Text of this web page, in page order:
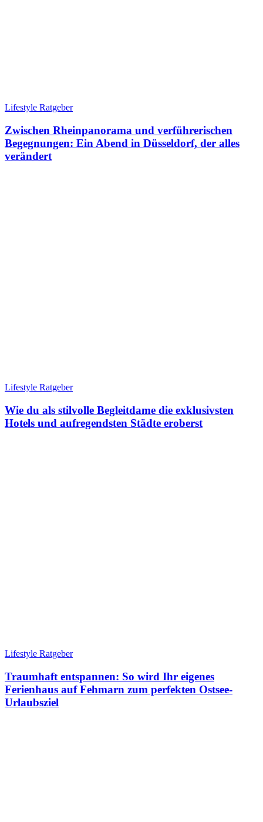
Lifestyle Ratgeber
Zwischen Rheinpanorama und verführerischen
Begegnungen: Ein Abend in Düsseldorf, der alles
verändert
Lifestyle Ratgeber
Wie du als stilvolle Begleitdame die exklusivsten
Hotels und aufregendsten Städte eroberst
Lifestyle Ratgeber
Traumhaft entspannen: So wird Ihr eigenes
Ferienhaus auf Fehmarn zum perfekten Ostsee-
Urlaubsziel